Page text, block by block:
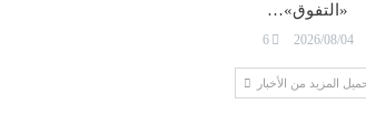
«التفوق»…
2026/08/04
6
المزيد من الأخبار